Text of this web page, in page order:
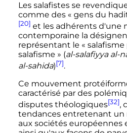
Les salafistes se
comme des « gens du
[20] et les adhérents d'une
contemporaine la
représentant le « salafisme
salafisme » (al-salafiyya al-
al-sahida)[7].
Ce mouvement
caractérisé par des
disputes théologiques[32],
tendances entretenant un
aux sociétés européennes